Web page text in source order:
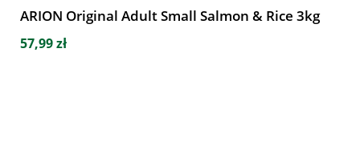
ARION Original Adult Small Salmon & Rice 3kg
57,99 zł